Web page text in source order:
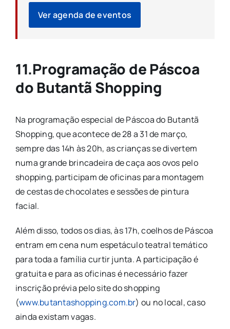
Ver agenda de eventos
11.Programação de Páscoa
do Butantã Shopping
Na programação especial de Páscoa do Butantã
Shopping, que acontece de 28 a 31 de março,
sempre das 14h às 20h, as crianças se divertem
numa grande brincadeira de caça aos ovos pelo
shopping, participam de oficinas para montagem
de cestas de chocolates e sessões de pintura
facial.
Além disso, todos os dias, às 17h, coelhos de Páscoa
entram em cena num espetáculo teatral temático
para toda a família curtir junta. A participação é
gratuita e para as oficinas é necessário fazer
inscrição prévia pelo site do shopping
(www.butantashopping.com.br) ou no local, caso
ainda existam vagas.